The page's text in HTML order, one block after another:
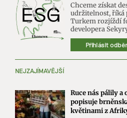
Chceme získat
udržitelnost, říká
Turkem rozjíždí
developera
Přihlásit
NEJZAJÍMAVĚJŠÍ
Ruce nás pálily a
popisuje
květinami z